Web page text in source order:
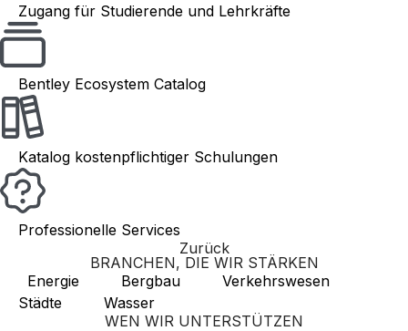
Zugang für Studierende und Lehrkräfte
Bentley Ecosystem Catalog
Katalog kostenpflichtiger Schulungen
Professionelle Services
Zurück
BRANCHEN, DIE WIR STÄRKEN
Energie
Bergbau
Verkehrswesen
Städte
Wasser
WEN WIR UNTERSTÜTZEN